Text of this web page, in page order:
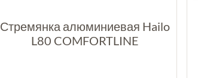
Стремянка алюминиевая Hailo
L80 COMFORTLINE